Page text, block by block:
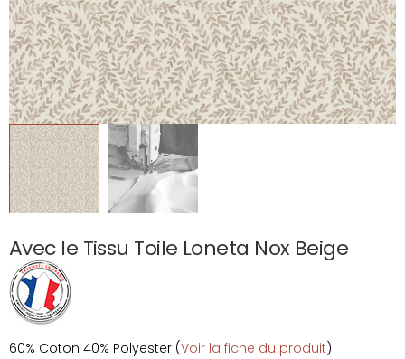
Avec le Tissu Toile Loneta Nox Beige
60% Coton 40% Polyester (Voir la fiche du produit)